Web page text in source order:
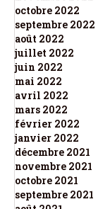
octobre 2022
septembre 2022
août 2022
juillet 2022
juin 2022
mai 2022
avril 2022
mars 2022
février 2022
janvier 2022
décembre 2021
novembre 2021
octobre 2021
septembre 2021